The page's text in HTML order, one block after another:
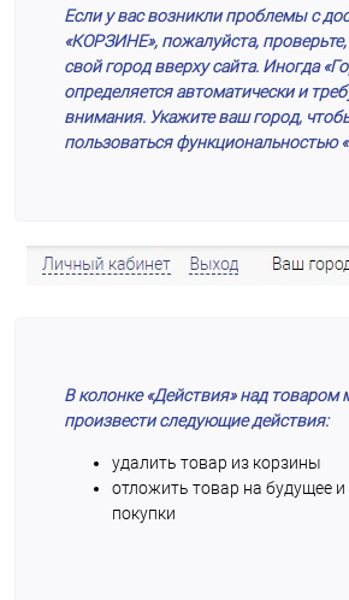
Если у вас возникли проблемы с
«КОРЗИНЕ», пожалуйста,
свой город вверху сайта. Иногда
определяется автоматически и
внимания. Укажите ваш город,
пользоваться
В колонке «Действия» над товаром
произвести следующие действия:
удалить товар из корзины
отложить товар на будущее
покупки